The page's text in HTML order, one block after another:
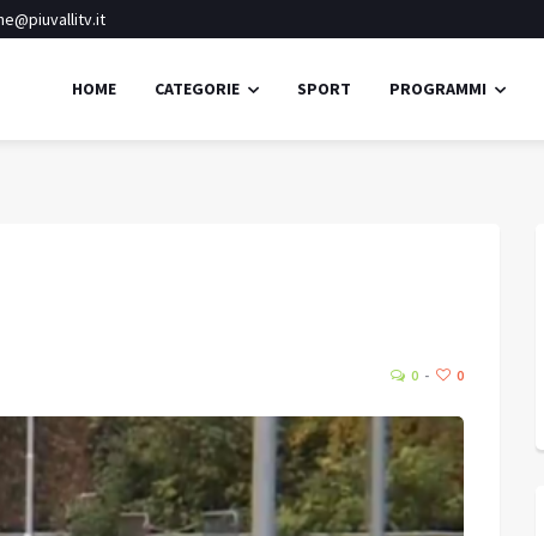
HOME CATEGORIE SPORT PROGRAMMI
0 0
27.4